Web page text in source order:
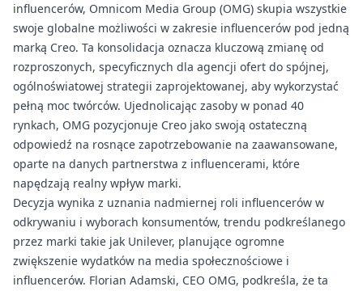
influencerów, Omnicom Media Group (OMG) skupia wszystkie
swoje globalne możliwości w zakresie influencerów pod jedną
marką Creo. Ta konsolidacja oznacza kluczową zmianę od
rozproszonych, specyficznych dla agencji ofert do spójnej,
ogólnoświatowej strategii zaprojektowanej, aby wykorzystać
pełną moc twórców. Ujednolicając zasoby w ponad 40
rynkach, OMG pozycjonuje Creo jako swoją ostateczną
odpowiedź na rosnące zapotrzebowanie na zaawansowane,
oparte na danych partnerstwa z influencerami, które
napędzają realny wpływ marki.
Decyzja wynika z uznania nadmiernej roli influencerów w
odkrywaniu i wyborach konsumentów, trendu podkreślanego
przez marki takie jak Unilever, planujące ogromne
zwiększenie wydatków na media społecznościowe i
influencerów. Florian Adamski, CEO OMG, podkreśla, że ta